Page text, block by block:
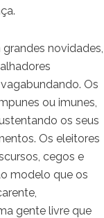
novidades,
Os
ou imunes,
os seus
Os eleitores
cegos e
modelo que os
gente livre que